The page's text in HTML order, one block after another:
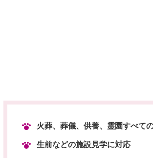
火葬、葬儀、供養、霊園すべて
生前などの施設見学に対応